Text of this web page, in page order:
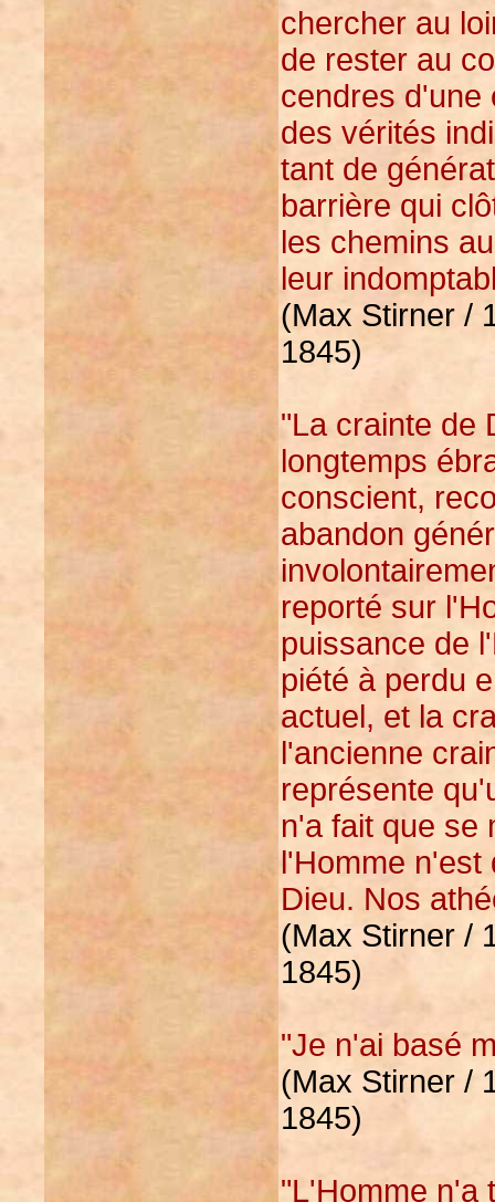
chercher au
de rester au
cendres d'une
des vérités
tant de
barrière qui
les chemins
leur
(Max Stirner /
1845)
"La crainte de
longtemps
conscient,
abandon
reporté sur
puissance de
piété à perdu
actuel, et la
l'ancienne
représente
n'a fait que se
l'Homme n'est
Dieu. Nos
(Max Stirner /
1845)
"Je n'ai basé
(Max Stirner /
1845)
"L'Homme n'a